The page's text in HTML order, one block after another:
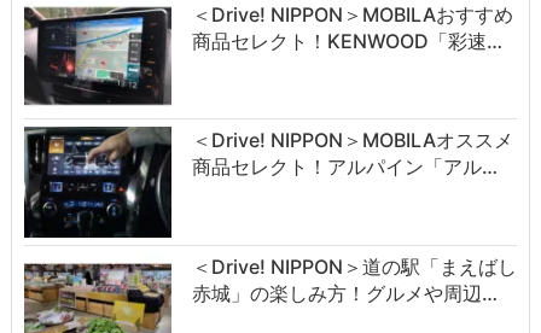
＜Drive! NIPPON＞MOBILAおすすめ
商品セレクト！KENWOOD「彩速…
＜Drive! NIPPON＞MOBILAオススメ
商品セレクト！アルパイン「アル…
＜Drive! NIPPON＞道の駅「まえばし
赤城」の楽しみ方！グルメや周辺…